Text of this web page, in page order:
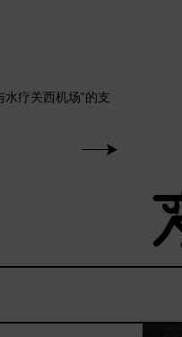
疗关西机场”的支